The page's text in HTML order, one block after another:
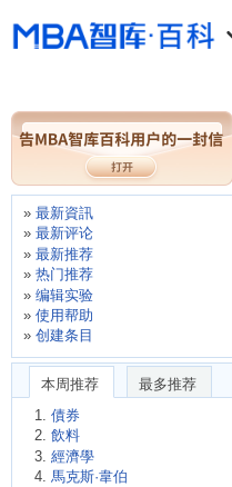
最新資訊
最新评论
最新推荐
热门推荐
编辑实验
使用帮助
创建条目
本周推荐
最多推荐
債券
飲料
經濟學
馬克斯·韋伯